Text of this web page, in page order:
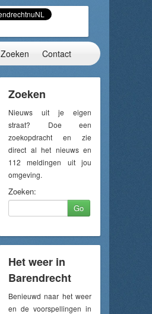
Zoeken Contact
Zoeken
Nieuws uit je eigen
straat? Doe een
zoekopdracht en zie
direct al het nieuws en
112 meldingen uit jou
omgeving.
Zoeken:
Go
Het weer in
Barendrecht
Benieuwd naar het weer
en de voorspellingen in